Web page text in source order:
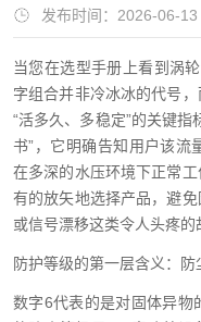
发布时间：2026-06-13
当您在选型手册上看到涡
字组合并非冷冰冰的代号
“活多久、多稳定”的关键
书”，它明确告知用户该流
在多深的水压环境下正常
有的放矢地选择产品，避
或信号漂移这类令人头疼的
防护等级的第一层含义：
数字6代表的是对固体异物